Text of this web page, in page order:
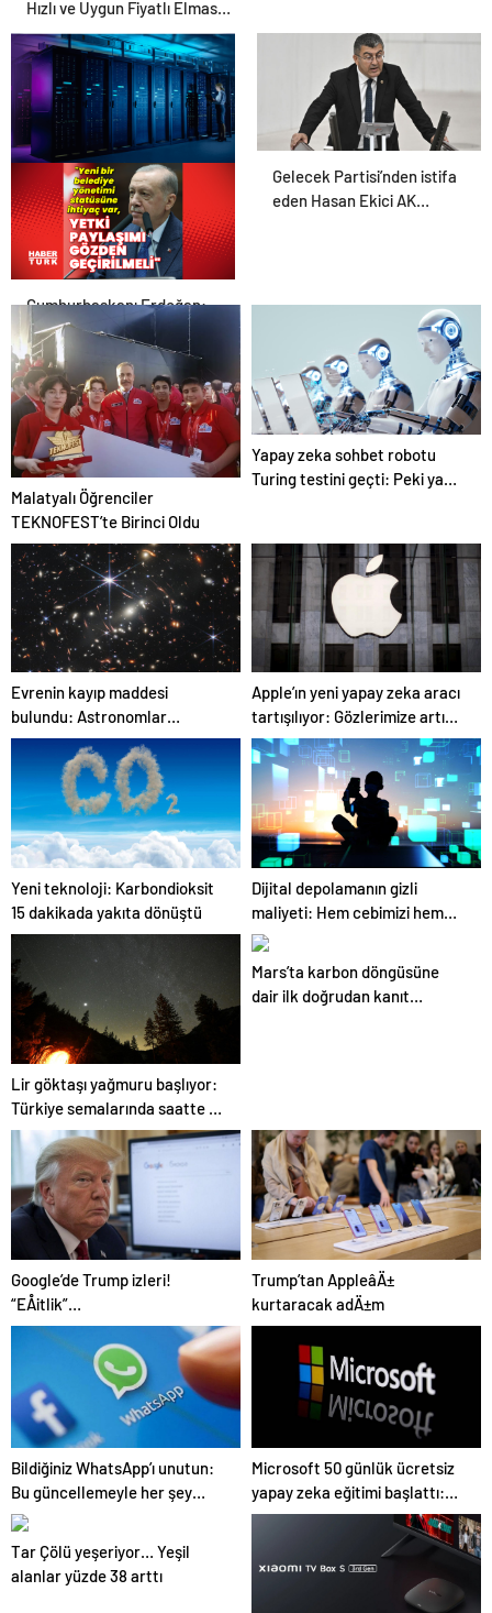
Hızlı ve Uygun Fiyatlı Elmas
Satın Almanın Yeni Adresi
Datahost İle Güvenilir
Sunucu Hizmetleri
Gelecek Partisi’nden istifa
eden Hasan Ekici AK
Cumhurbaşkanı Erdoğan:
Yeni bir belediye yönetimi
statüsüne ihtiyaç var
Malatyalı Öğrenciler
TEKNOFEST’te Birinci Oldu
Yapay zeka sohbet robotu
Turing testini geçti: Peki ya
Evrenin kayıp maddesi
bulundu: Astronomlar
hidrojenin izini sürdü
Apple’ın yeni yapay zeka aracı
tartışılıyor: Gözlerimize artık
güvenebilir miyiz?
Yeni teknoloji: Karbondioksit
15 dakikada yakıta dönüştü
Dijital depolamanın gizli
maliyeti: Hem cebimizi hem
gezegeni tehdit ediyor
Lir göktaşı yağmuru başlıyor:
Türkiye semalarında saatte 15
yıldız kayması görülebilecek
Mars’ta karbon döngüsüne
dair ilk doğrudan kanıt
Google’de Trump izleri!
“EÅitlik”
ilkesiÂ rafaÂ kaldÄ±rÄ±lÄ±yor,
iÅe alÄ±m sÃ¼reci deÄiÅiyor
Trump’tan AppleâÄ±
kurtaracak adÄ±m
Bildiğiniz WhatsApp’ı unutun:
Bu güncellemeyle her şey
değişti
Microsoft 50 günlük ücretsiz
yapay zeka eğitimi başlattı:
İlgi yoğun, yerinizi hemen alın!
Tar Çölü yeşeriyor… Yeşil
alanlar yüzde 38 arttı